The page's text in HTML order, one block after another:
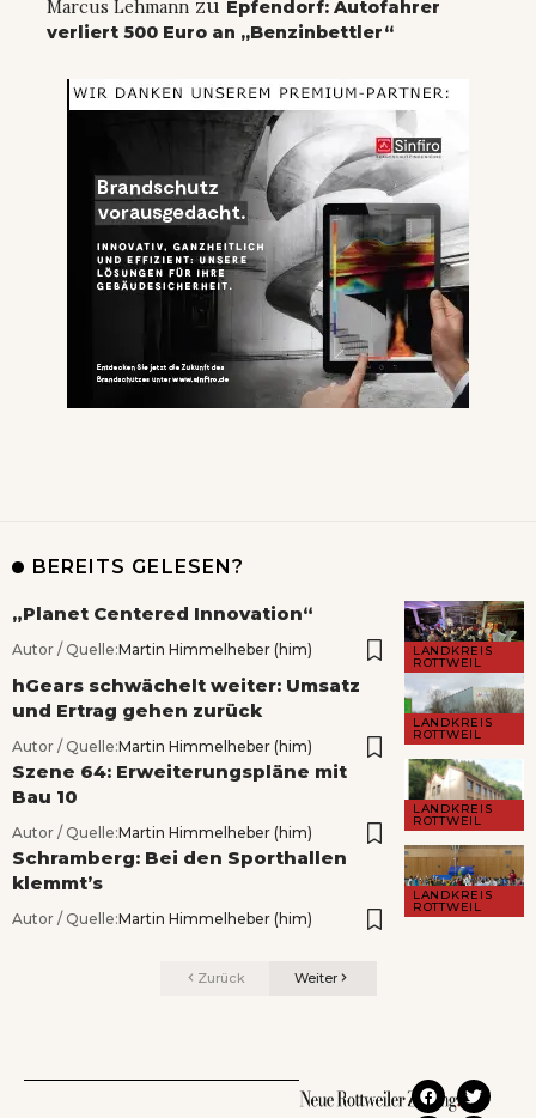
Marcus Lehmann
Epfendorf: Autofahrer
verliert 500 Euro an „Benzinbettler“
BEREITS GELESEN?
LANDKREIS
ROTTWEIL
„Planet Centered Innovation“
Autor / Quelle:Martin Himmelheber (him)
LANDKREIS
ROTTWEIL
hGears schwächelt weiter: Umsatz
und Ertrag gehen zurück
Autor / Quelle:Martin Himmelheber (him)
LANDKREIS
ROTTWEIL
Szene 64: Erweiterungspläne mit
Bau 10
Autor / Quelle:Martin Himmelheber (him)
LANDKREIS
ROTTWEIL
Schramberg: Bei den Sporthallen
klemmt’s
Autor / Quelle:Martin Himmelheber (him)
Zurück Weiter